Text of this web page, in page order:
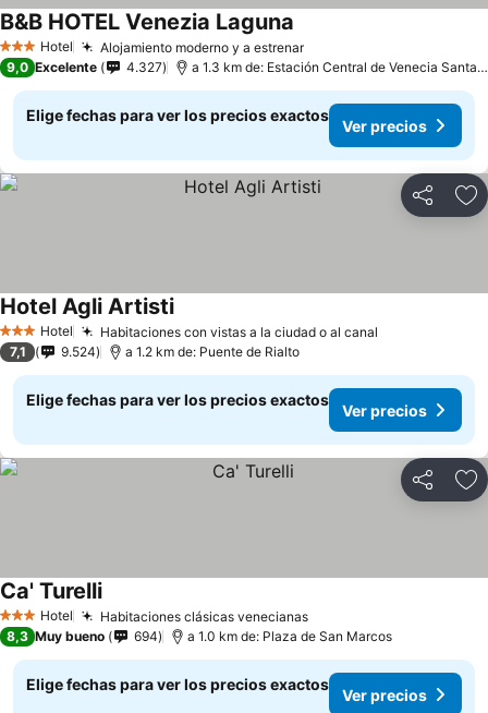
3 Estrellas
Hotel Alojamiento moderno y a estrenar
B&B HOTEL Venezia Laguna
9,0 Excelente 4.327 a 1.3 km de: Estación Central de Venecia Santa Lucía
Elige fechas para ver los precios exactos
Ver precios
Compartir
3 Estrellas
Hotel Habitaciones con vistas a la ciudad o al canal
Hotel Agli Artisti
7,1 9.524 a 1.2 km de: Puente de Rialto
Elige fechas para ver los precios exactos
Ver precios
Compartir
3 Estrellas
Hotel Habitaciones clásicas venecianas
Ca' Turelli
8,3 Muy bueno 694 a 1.0 km de: Plaza de San Marcos
Elige fechas para ver los precios exactos
Ver precios